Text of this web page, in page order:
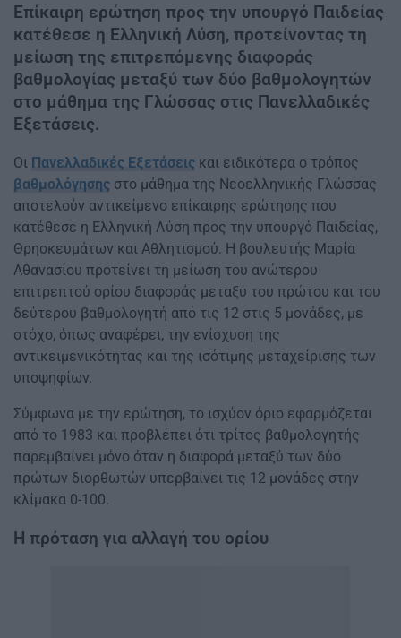
Επίκαιρη ερώτηση προς την υπουργό Παιδείας
κατέθεσε η Ελληνική Λύση, προτείνοντας τη
μείωση της επιτρεπόμενης διαφοράς
βαθμολογίας μεταξύ των δύο βαθμολογητών
στο μάθημα της Γλώσσας στις Πανελλαδικές
Εξετάσεις.
Οι Πανελλαδικές Εξετάσεις και ειδικότερα ο τρόπος
βαθμολόγησης στο μάθημα της Νεοελληνικής Γλώσσας
αποτελούν αντικείμενο επίκαιρης ερώτησης που
κατέθεσε η Ελληνική Λύση προς την υπουργό Παιδείας,
Θρησκευμάτων και Αθλητισμού. Η βουλευτής Μαρία
Αθανασίου προτείνει τη μείωση του ανώτερου
επιτρεπτού ορίου διαφοράς μεταξύ του πρώτου και του
δεύτερου βαθμολογητή από τις 12 στις 5 μονάδες, με
στόχο, όπως αναφέρει, την ενίσχυση της
αντικειμενικότητας και της ισότιμης μεταχείρισης των
υποψηφίων.
Σύμφωνα με την ερώτηση, το ισχύον όριο εφαρμόζεται
από το 1983 και προβλέπει ότι τρίτος βαθμολογητής
παρεμβαίνει μόνο όταν η διαφορά μεταξύ των δύο
πρώτων διορθωτών υπερβαίνει τις 12 μονάδες στην
κλίμακα 0-100.
Η πρόταση για αλλαγή του ορίου